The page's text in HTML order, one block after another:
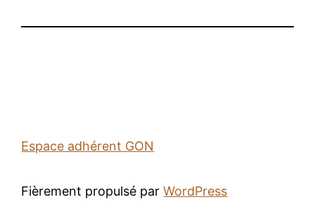
Espace adhérent GON
Fièrement propulsé parWordPress